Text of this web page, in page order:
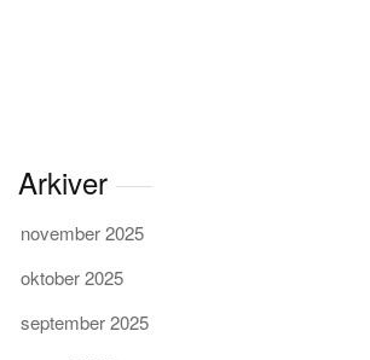
Arkiver
november 2025
oktober 2025
september 2025